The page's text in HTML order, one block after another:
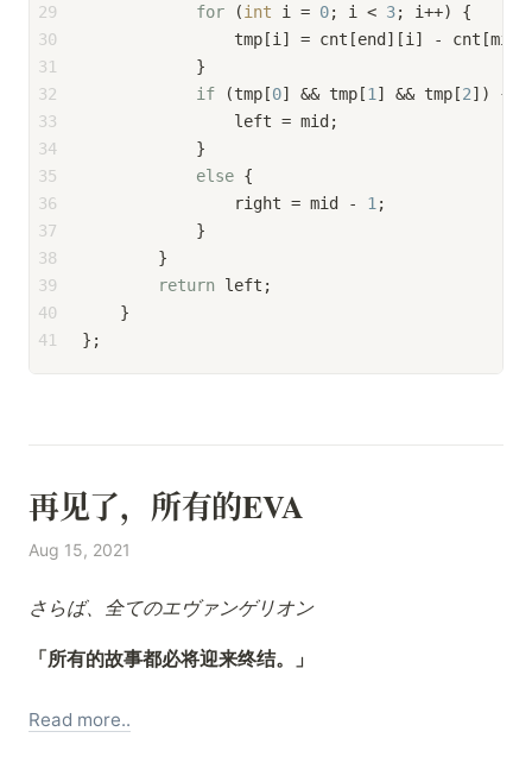
29
30
31
32
33
34
35
36
37
38
39
40
41
for (int i = 0; i < 3; i++) {
tmp[i] = cnt[end][i] -
            }
if (tmp[0] && tmp[1 ] && tmp[2]) {
                left = mid;
            }
else {
                right = mid -
1 ;
            }
        }
return left;
    }
};
再见了，所有的EVA
Aug 15, 2021
さらば、全てのエヴァンゲリオン
「所有的故事都必将迎来终结。」
Read more..